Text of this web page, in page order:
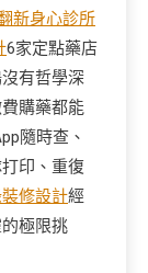
新身心診所
6家定點藥店
有哲學深
購藥都能
隨時查、
印、重復
修設計經
極限挑